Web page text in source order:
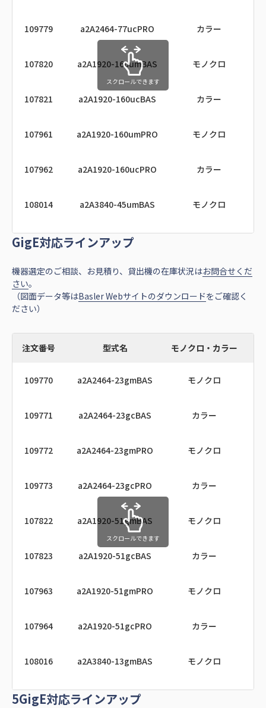
109779 a2A2464-77ucPRO カラー
107820 a2A1920-160umBAS モノクロ
107821 a2A1920-160ucBAS カラー
107961 a2A1920-160umPRO モノクロ
107962 a2A1920-160ucPRO カラー
108014 a2A3840-45umBAS モノクロ
108015 a2A3840-45ucBAS
108028 a2A2590-60umBAS モノクロ
108029
108115 a2A5328-15umBAS モノクロ
108116 a2A5328-15ucBAS カラー
108119 a2A5328-15umPRO モノクロ
108120 a2A5328-15ucPRO カラー
108125 a2A3840-45umPRO モノクロ
108126 a2A3840-45ucPRO カラー
108129 a2A2590-60umPRO モノクロ
108130 a2A2590-60ucPRO カラー
108161 a2A4504-18umBAS モノクロ
108162 a2A4504-18ucBAS カラー
108165 a2A4504-18umPRO
スクロールできます
GigE対応ラインアップ
機器選定のご相談、お見積り、貸出機の在庫状況はお問合せくだ
さい。
（図面データ等はBasler Webサイトのダウンロードをご確認く
ださい）
注文番号 型式名 モノクロ・カラー
109770 a2A2464-23gmBAS モノクロ
109771 a2A2464-23gcBAS カラー
109772 a2A2464-23gmPRO モノクロ
109773 a2A2464-23gcPRO カラー
107822 a2A1920-51gmBAS モノクロ
107823 a2A1920-51gcBAS カラー
107963 a2A1920-51gmPRO モノクロ
107964 a2A1920-51gcPRO カラー
108016 a2A3840-13gmBAS モノクロ
108017 a2A3840-13gcBAS
スクロールできます
5GigE対応ラインアップ